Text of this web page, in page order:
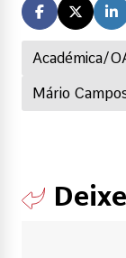
Académica/
Mário